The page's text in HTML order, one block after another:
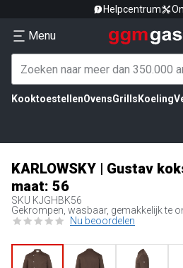
Helpcentrum
Menu
KooktoestellenOvensGrills Koeling
KARLOWSKY | Gustav
maat: 56
SKU KJGHBK56
Gekrompen, wasbaar, gemakkelijk te
Nu beoordelen